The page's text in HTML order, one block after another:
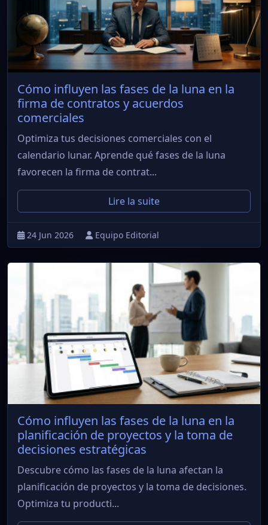
Cómo influyen las fases de la luna en la
firma de contratos y acuerdos
comerciales
Optimiza tus decisiones comerciales con el
calendario lunar. Aprende qué fases de la luna
favorecen la firma de contrat...
Lire la suite
24 Jun 2026 Equipo Editorial
Cómo influyen las fases de la luna en la
planificación de proyectos y la toma de
decisiones estratégicas
Descubre cómo las fases de la luna afectan la
planificación de proyectos y la toma de decisiones.
Optimiza tu producti...